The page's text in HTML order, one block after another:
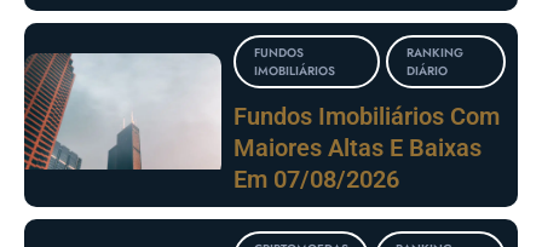
FUNDOS
IMOBILIÁRIOS
RANKING
DIÁRIO
Fundos Imobiliários Com
Maiores Altas E Baixas
Em 07/08/2026